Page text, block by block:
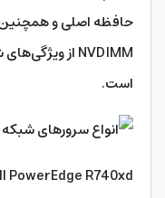
است.
PowerEdge R740xd